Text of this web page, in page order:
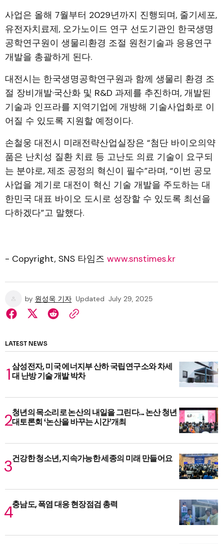
사업은 올해 7월부터 2029년까지 진행되며, 줄기세포,
유전자치료제, 오가노이드 연구 선도기관인 한국생명
공학연구원이 생물리환경 조절 원천기술과 응용연구
개발을 총괄하게 된다.
대전시는 한국생명공학연구원과 함께 생물리 환경 조
절 장비개발·국산화 및 R&D 과제를 추진하며, 개발된
기술과 인프라를 지역기업에 개방해 기술사업화로 이
어질 수 있도록 지원할 예정이다.
손철웅 대전시 미래전략산업실장은 “첨단 바이오의약
품은 난치성 질환 치료 등 고난도 의료 기술이 요구되
는 분야로, 제조 공정의 혁신이 필수”라며, “이번 공모
사업을 계기로 대전이 혁신 기술 개발을 주도하는 대
한민국 대표 바이오 도시로 성장할 수 있도록 최선을
다하겠다”고 말했다.
- Copyright, SNS 타임즈 www.snstimes.kr
by 원성욱 기자 Updated July 29, 2025
LATEST NEWS
삼성전자, 미국 에너지부 산하 국립연구소와 차세
대 난방 기술 개발 박차
청년의 목소리로 논산의 내일을 그린다... 논산 청년
대토론회 ‘논산을 바꾸는 시간’개최
건강한 청소년, 지속가능한 세종의 미래 만들어요
충남도, 폭염 대응 현장점검 총력